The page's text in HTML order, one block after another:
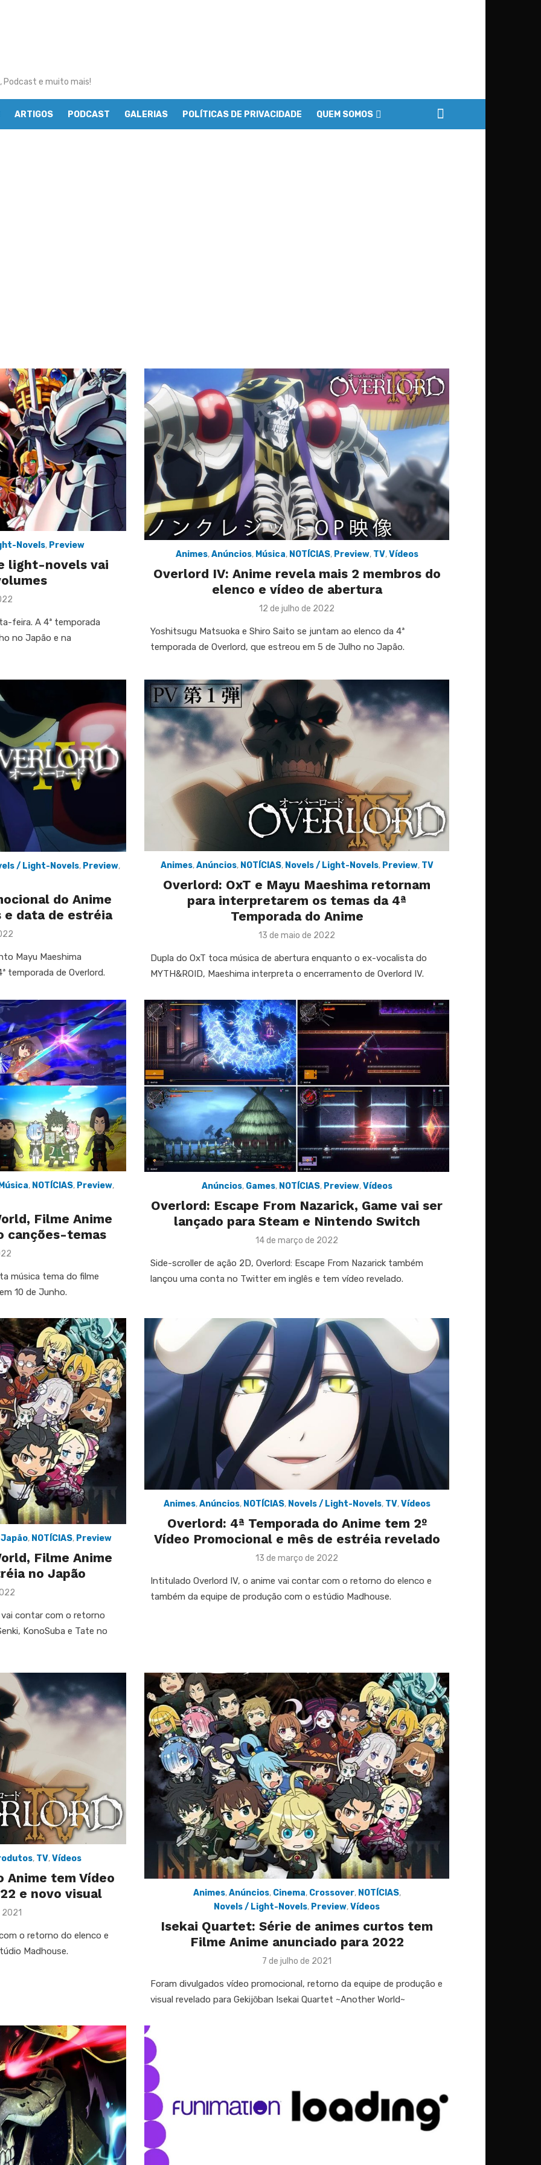
Podcast e muito mais!
ARTIGOS PODCAST GALERIAS POLÍTICAS DE PRIVACIDADE QUEM SOMOS
Novels, Preview
light-novels vai
feira. A 4ª temporada
no Japão e na
Animes,Anúncios, Música, NOTÍCIAS, Preview, TV,Vídeos
Overlord IV: Anime revela mais 2 membros do
elenco e vídeo de abertura
Posted
12 de julho de 2022
Yoshitsugu Matsuoka e Shiro Saito se juntam ao elenco da 4ª
temporada de Overlord, que estreou em 5 de Julho no Japão.
/ Light-Novels, Preview,
do Anime
e data de estréia
Mayu Maeshima
temporada de Overlord.
Animes,Anúncios, NOTÍCIAS, Novels / Light-Novels, Preview, TV
Overlord: OxT e Mayu Maeshima retornam
para interpretarem os temas da 4ª
Temporada do Anime
Posted
13 de maio de 2022
Dupla do OxT toca música de abertura enquanto o ex-vocalista do
MYTH&ROID, Maeshima interpreta o encerramento de Overlord IV.
Música, NOTÍCIAS, Preview,
Filme Anime
canções-temas
música tema do filme
10 de Junho.
Anúncios, Games, NOTÍCIAS, Preview,Vídeos
Overlord: Escape From Nazarick, Game vai ser
lançado para Steam e Nintendo Switch
Posted
14 de março de 2022
Side-scroller de ação 2D, Overlord: Escape From Nazarick também
lançou uma conta no Twitter em inglês e tem vídeo revelado.
Japão, NOTÍCIAS, Preview
Filme Anime
no Japão
vai contar com o retorno
KonoSuba e Tate no
Animes,Anúncios, NOTÍCIAS, Novels / Light-Novels, TV,Vídeos
Overlord: 4ª Temporada do Anime tem 2º
Vídeo Promocional e mês de estréia revelado
Posted
13 de março de 2022
Intitulado Overlord IV, o anime vai contar com o retorno do elenco e
também da equipe de produção com o estúdio Madhouse.
, TV,Vídeos
Anime tem Vídeo
e novo visual
o retorno do elenco e
Madhouse.
Animes,Anúncios, Cinema, Crossover, NOTÍCIAS,
Novels / Light-Novels, Preview,Vídeos
Isekai Quartet: Série de animes curtos tem
Filme Anime anunciado para 2022
Posted
7 de julho de 2021
Foram divulgados vídeo promocional, retorno da equipe de produção e
visual revelado para Gekijо̄ban Isekai Quartet ~Another World~